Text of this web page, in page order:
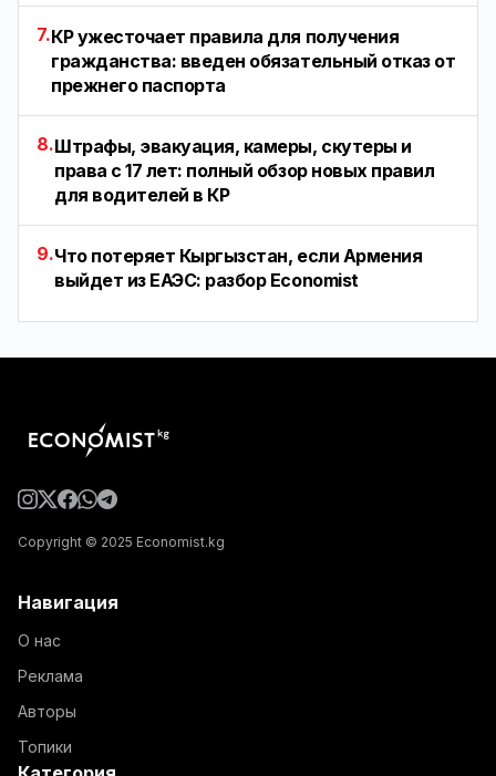
7.КР ужесточает правила для получения
гражданства: введен обязательный отказ от
прежнего паспорта
8.Штрафы, эвакуация, камеры, скутеры и
права с 17 лет: полный обзор новых правил
для водителей в КР
9.Что потеряет Кыргызстан, если Армения
выйдет из ЕАЭС: разбор Economist
Copyright © 2025 Economist.kg
Навигация
О нас
Реклама
Авторы
Топики